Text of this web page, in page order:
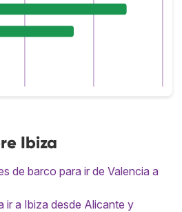
Ibiza
de barco para ir de Valencia a
ir a Ibiza desde Alicante y